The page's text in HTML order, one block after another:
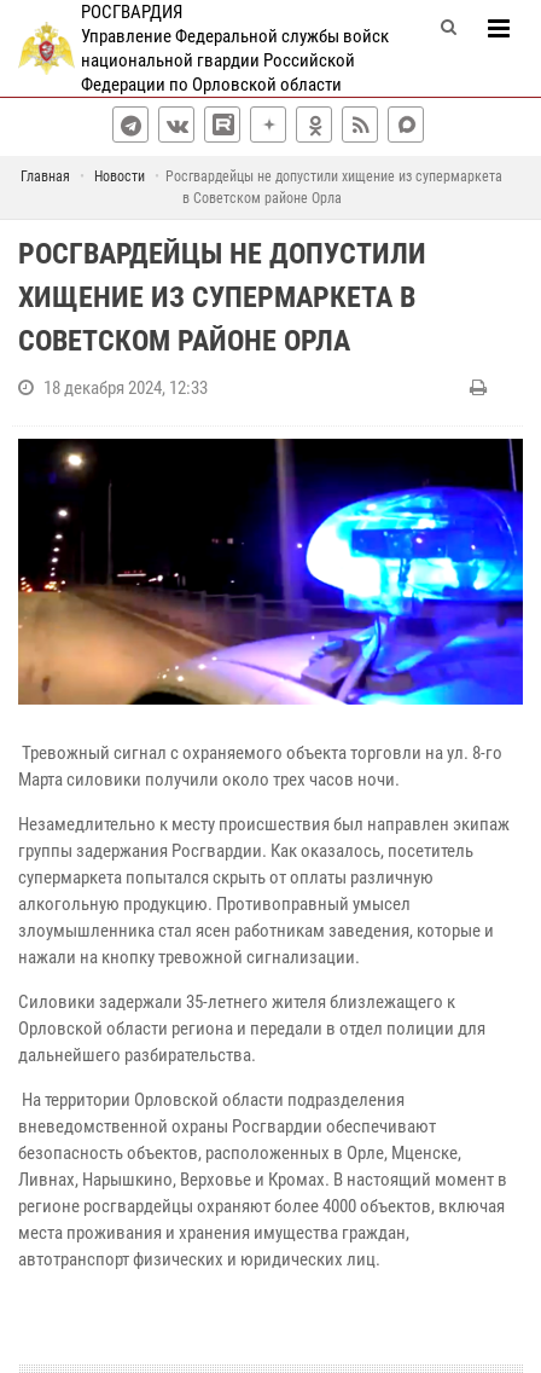
РОСГВАРДИЯ
Управление Федеральной службы войск
национальной гвардии Российской
Федерации по Орловской области
Главная Новости
Росгвардейцы не допустили хищение из супермаркета
в Советском районе Орла
РОСГВАРДЕЙЦЫ НЕ ДОПУСТИЛИ
ХИЩЕНИЕ ИЗ СУПЕРМАРКЕТА В
СОВЕТСКОМ РАЙОНЕ ОРЛА
18 декабря 2024, 12:33
Тревожный сигнал с охраняемого объекта торговли на ул. 8-го
Марта силовики получили около трех часов ночи.
Незамедлительно к месту происшествия был направлен экипаж
группы задержания Росгвардии. Как оказалось, посетитель
супермаркета попытался скрыть от оплаты различную
алкогольную продукцию. Противоправный умысел
злоумышленника стал ясен работникам заведения, которые и
нажали на кнопку тревожной сигнализации.
Силовики задержали 35-летнего жителя близлежащего к
Орловской области региона и передали в отдел полиции для
дальнейшего разбирательства.
На территории Орловской области подразделения
вневедомственной охраны Росгвардии обеспечивают
безопасность объектов, расположенных в Орле, Мценске,
Ливнах, Нарышкино, Верховье и Кромах. В настоящий момент в
регионе росгвардейцы охраняют более 4000 объектов, включая
места проживания и хранения имущества граждан,
автотранспорт физических и юридических лиц.